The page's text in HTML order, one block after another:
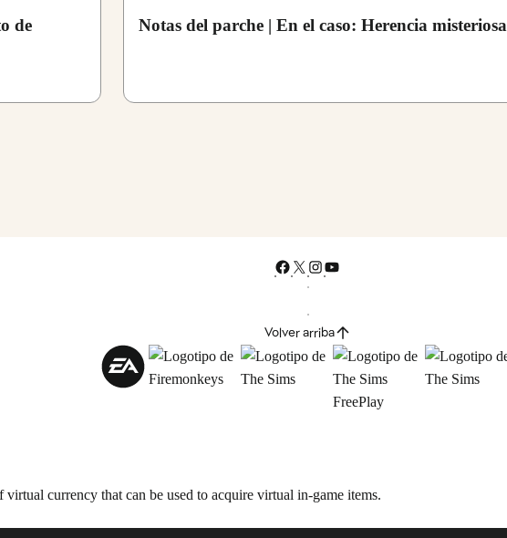
de
Notas del parche | En el caso: Herencia misteriosa
Volver arriba
currency that can be used to acquire virtual in-game items.